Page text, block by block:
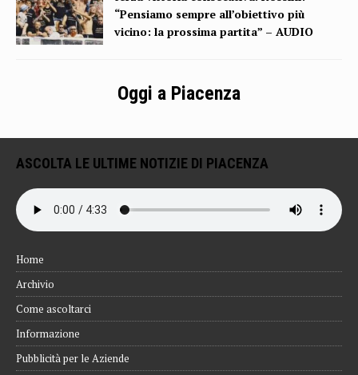
“Pensiamo sempre all’obiettivo più
vicino: la prossima partita” – AUDIO
Oggi a Piacenza
ASCOLTA LE ULTIME NOTIZIE DI PIACENZA
Home
Archivio
Come ascoltarci
Informazione
Pubblicità per le Aziende